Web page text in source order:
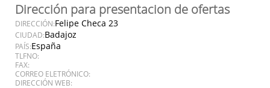
Dirección para presentacion de ofertas
DIRECCIÓN:Felipe Checa 23
CIUDAD:Badajoz
PAÍS:España
TLFNO:
FAX:
CORREO ELETRÓNICO:
DIRECCIÓN WEB: